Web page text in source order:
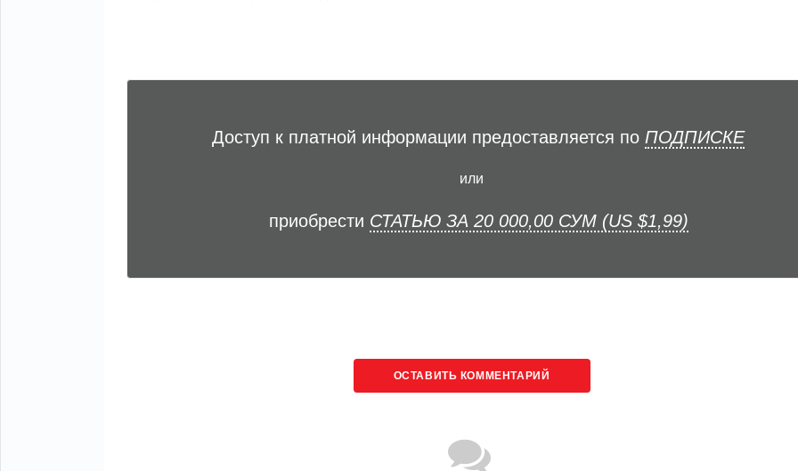
Доступ к платной информации предоставляется по ПОДПИСКЕ
или
приобрести СТАТЬЮ ЗА 20 000,00 СУМ (US $1,99)
ОСТАВИТЬ КОММЕНТАРИЙ